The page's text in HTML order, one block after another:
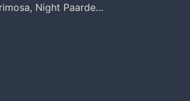
Night Paarde…